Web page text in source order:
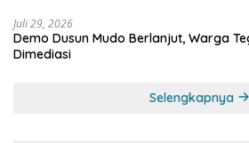
Juli 29, 2026
Demo Dusun Mudo Berlanjut, Warga
Dimediasi
Selengkapnya